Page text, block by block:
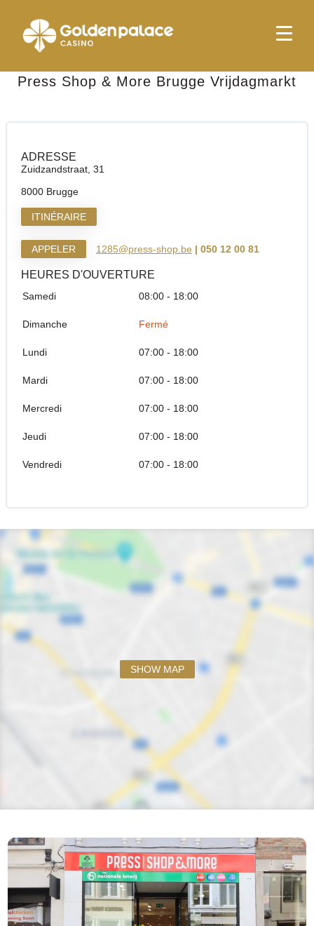
page d'accueil
Press Shop & More Brugge Vrijdagmarkt
ADRESSE
Zuidzandstraat, 31
8000 Brugge
ITINÉRAIRE
APPELER 1285@press-shop.be | 050 12 00 81
HEURES D'OUVERTURE
Samedi 08:00 - 18:00
Dimanche Fermé
Lundi 07:00 - 18:00
Mardi 07:00 - 18:00
Mercredi 07:00 - 18:00
Jeudi 07:00 - 18:00
Vendredi 07:00 - 18:00
SHOW MAP